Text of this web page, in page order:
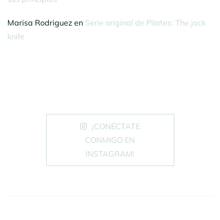
Marisa Rodriguez en Serie original de Pilates: The jack
knife
¡CONÉCTATE
CONMIGO EN
INSTAGRAM!